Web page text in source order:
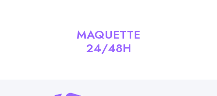
MAQUETTE
24/48H